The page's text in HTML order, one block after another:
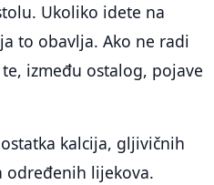
Ukoliko idete na
to obavlja. Ako ne radi
između ostalog, pojave
kalcija, gljivičnih
određenih lijekova.